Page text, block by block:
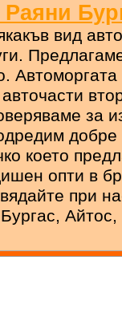
вид
Автоморгата
за
добре
което
опти в
при